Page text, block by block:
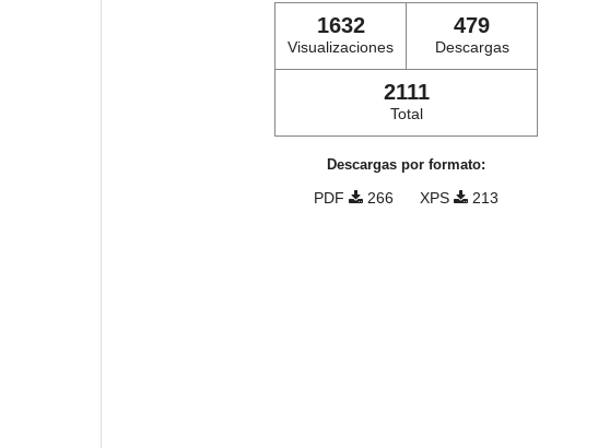
1632
Visualizaciones
479
Descargas
2111
Total
Descargas por formato:
PDF 266 XPS 213